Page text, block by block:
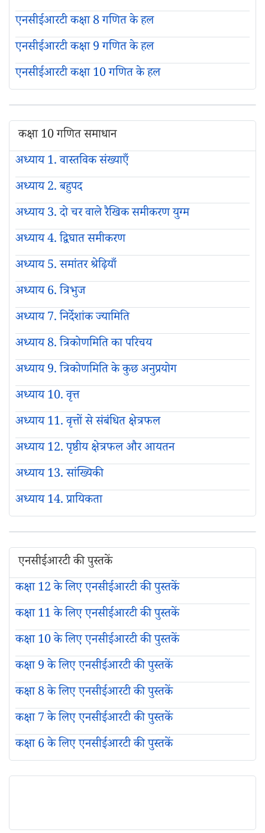
एनसीईआरटी कक्षा 8 गणित के हल
एनसीईआरटी कक्षा 9 गणित के हल
एनसीईआरटी कक्षा 10 गणित के हल
कक्षा 10 गणित समाधान
अध्याय 1. वास्तविक संख्याएँ
अध्याय 2. बहुपद
अध्याय 3. दो चर वाले रैखिक समीकरण युग्म
अध्याय 4. द्विघात समीकरण
अध्याय 5. समांतर श्रेढ़ियाँ
अध्याय 6. त्रिभुज
अध्याय 7. निर्देशांक ज्यामिति
अध्याय 8. त्रिकोणमिति का परिचय
अध्याय 9. त्रिकोणमिति के कुछ अनुप्रयोग
अध्याय 10. वृत्त
अध्याय 11. वृत्तों से संबंधित क्षेत्रफल
अध्याय 12. पृष्ठीय क्षेत्रफल और आयतन
अध्याय 13. सांख्यिकी
अध्याय 14. प्रायिकता
एनसीईआरटी की पुस्तकें
कक्षा 12 के लिए एनसीईआरटी की पुस्तकें
कक्षा 11 के लिए एनसीईआरटी की पुस्तकें
कक्षा 10 के लिए एनसीईआरटी की पुस्तकें
कक्षा 9 के लिए एनसीईआरटी की पुस्तकें
कक्षा 8 के लिए एनसीईआरटी की पुस्तकें
कक्षा 7 के लिए एनसीईआरटी की पुस्तकें
कक्षा 6 के लिए एनसीईआरटी की पुस्तकें